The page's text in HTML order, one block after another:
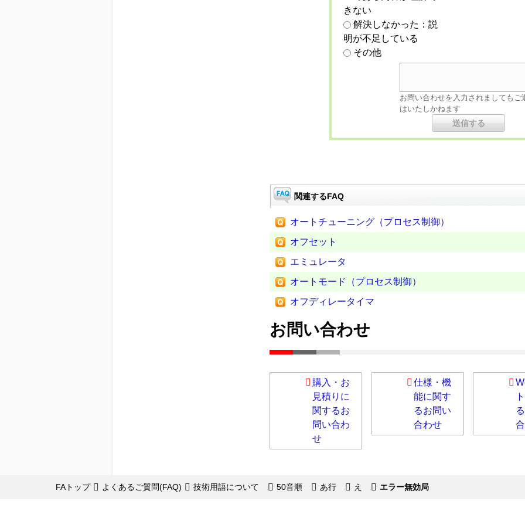
きない
解決しなかった：説
明が不足している
その他
お問い合わせを入力されましてもご
はいたしかねます
関連するFAQ
オートチューニング（プロセス制御）
オフセット
エミュレータ
オートモード（プロセス制御）
オフディレータイマ
お問い合わせ
購入・お
見積りに
関するお
問い合わ
せ
仕様・機
能に関す
るお問い
合わせ
FAトップ よくあるご質問(FAQ) 技術用語について 50音順 あ行 え エラー無効局